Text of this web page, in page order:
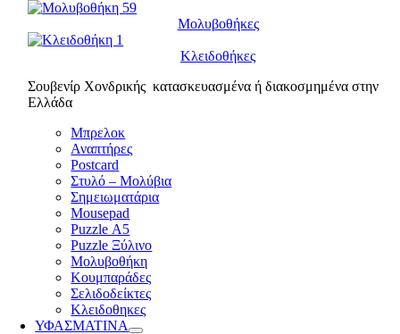
Μολυβοθήκες
Κλειδοθήκες
Σουβενίρ Χονδρικής κατασκευασμένα ή διακοσμημένα στην
Ελλάδα
Μπρελοκ
Αναπτήρες
Postcard
Στυλό – Μολύβια
Σημειωματάρια
Mousepad
Puzzle Α5
Puzzle Ξύλινο
Μολυβοθήκη
Κουμπαράδες
Σελιδοδείκτες
Κλειδοθηκες
ΥΦΑΣΜΑΤΙΝΑ